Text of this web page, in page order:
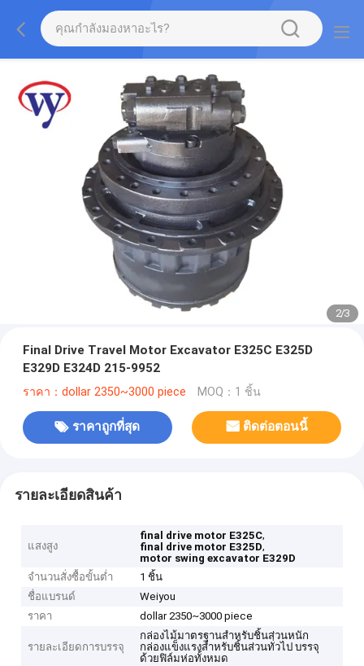
2/3
Final Drive Travel Motor Excavator E325C E325D
E329D E324D 215-9952
ราคา：dollar 2350~3000 piece MOQ：1 ชิ้น
ราคาถูกที่สุด ติดต่อตอนนี้
รายละเอียดสินค้า
แสงสูง
final drive motor E325C,
final drive motor E325D,
motor swing excavator E329D
จำนวนสั่งซื้อขั้นต่ำ
1 ชิ้น
ชื่อแบรนด์
Weiyou
ราคา
dollar 2350~3000 piece
รายละเอียดการบรรจุ
กล่องไม้มาตรฐานสำหรับชิ้นส่วนหนัก
กล่องแข็งแรงสำหรับชิ้นส่วนทั่วไป บรรจุ
ด้วยฟิล์มห่อทั้งหมด